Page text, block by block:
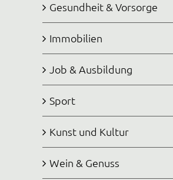
Gesundheit & Vorsorge
Immobilien
Job & Ausbildung
Sport
Kunst und Kultur
Wein & Genuss